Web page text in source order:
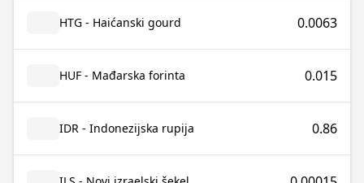
HTG - Haićanski gourd 0.0063
HUF - Mađarska forinta 0.015
IDR - Indonezijska rupija 0.86